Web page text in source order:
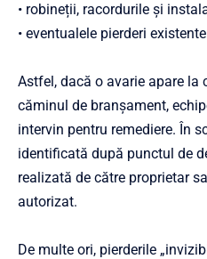
• robineții, racordurile și
• eventualele pierderi
Astfel, dacă o avarie apare la
căminul de branșament,
intervin pentru remediere. În
identificată după punctul de
realizată de către proprietar
autorizat.
De multe ori, pierderile